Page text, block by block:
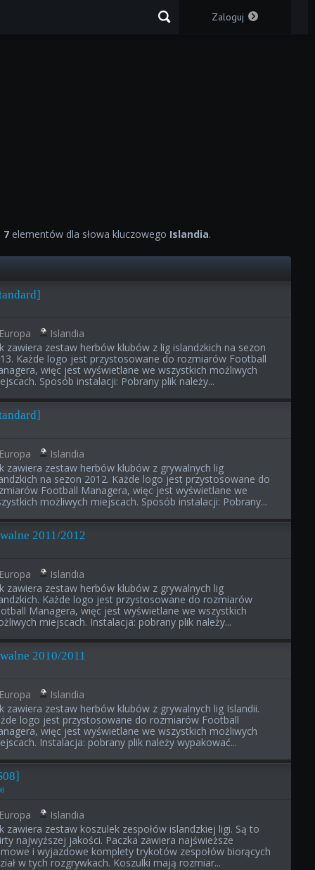
Zaloguj
7elementów dla słowa kluczowego Islandia.
Islandia
zawiera zestaw herbów klubów z lig islandzkich na sezon
Każde logo jest przystosowane do rozmiarów Football
więc jest wyświetlane we wszystkich możliwych
Sposób instalacji: Pobrany plik należy...
Islandia
zawiera zestaw herbów klubów z grywalnych lig
na sezon 2012. Każde logo jest przystosowane do
Football Managera, więc jest wyświetlane we
możliwych miejscach. Sposób instalacji: Pobrany...
2011/2012
Islandia
zawiera zestaw herbów klubów z grywalnych lig
Każde logo jest przystosowane do rozmiarów
Managera, więc jest wyświetlane we wszystkich
miejscach. Instalacja: pobrany plik należy...
2010/2011
Islandia
zawiera zestaw herbów klubów z grywalnych lig Islandii.
logo jest przystosowane do rozmiarów Football
więc jest wyświetlane we wszystkich możliwych
Instalacja: pobrany plik należy wypakować...
Islandia
zawiera zestaw koszulek zespołów islandzkiej ligi. Są to
najwyższej jakości. Paczka zawiera najświeższe
i wyjazdowe komplety trykotów zespołów biorących
w tych rozgrywkach. Koszulki mają rozmiar...